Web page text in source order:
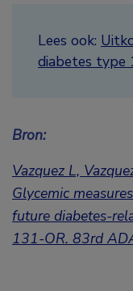
Lees ook:
diabetes type
Bron:
Vazquez L,
Glycemic
future diabetes-
131-OR. 83rd